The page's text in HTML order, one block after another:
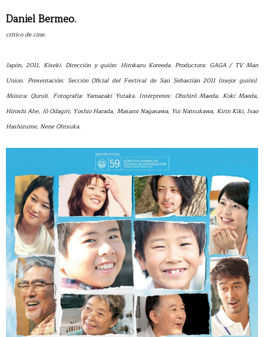
Daniel Bermeo.
crítico de cine.
Japón, 2011, Kiseki. Dirección y guión: Hirokazu Koreeda. Productora: GAGA / TV Man
Union. Presentación: Sección Oficial del Festival de San Sebastián 2011 (mejor guión).
Música: Quruli. Fotografía: Yamazaki Yutaka. Intérpretes: Ohshirô Maeda, Koki Maeda,
Hiroshi Abe, Jô Odagiri, Yoshio Harada, Masami Nagasawa, Yui Natsukawa, Kirin Kiki, Isao
Hashizume, Nene Ohtsuka.